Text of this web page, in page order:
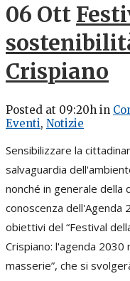
06 Ott
Crispiano
Posted at 09:20h in
Eventi, Notizie
Sensibilizzare la
salvaguardia
nonché in generale della
conoscenza dell'Agenda
obiettivi del “Festival
Crispiano: l'agenda 2030
masserie”, che si